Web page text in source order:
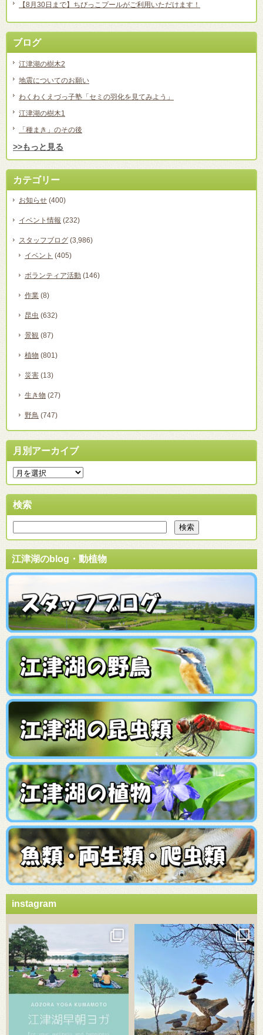
【8月30日まで】ちびっこプールがご利用いただけます！
ブログ
江津湖の樹木2
地震についてのお願い
わくわくえづっ子塾「セミの羽化を見てみよう」
江津湖の樹木1
「種まき」のその後
>>もっと見る
カテゴリー
お知らせ (400)
イベント情報 (232)
スタッフブログ (3,986)
イベント (405)
ボランティア活動 (146)
作業 (8)
昆虫 (632)
景観 (87)
植物 (801)
災害 (13)
生き物 (27)
野鳥 (747)
月別アーカイブ
検索
江津湖のblog・動植物
instagram
3月 18